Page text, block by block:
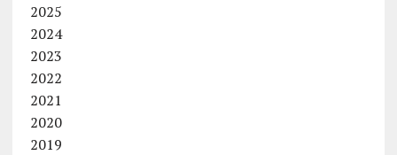
2025
2024
2023
2022
2021
2020
2019